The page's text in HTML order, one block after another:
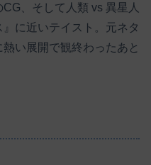
、そして人類 vs 異星人
に近いテイスト。元ネタ
い展開で観終わったあと